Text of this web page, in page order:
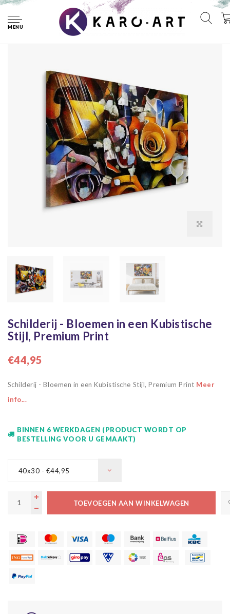
MENU
Schilderij - Bloemen in een Kubistische Stijl, Premium Print
Schilderij - Bloemen in een Kubistische
Stijl, Premium Print
€44,95
Schilderij - Bloemen in een Kubistische Stijl, Premium Print Meer
info...
BINNEN 6 WERKDAGEN (PRODUCT WORDT OP
BESTELLING VOOR U GEMAAKT)
40x30 - €44,95
TOEVOEGEN AAN WINKELWAGEN